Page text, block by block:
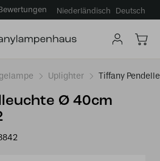
Niederländisch Deutsch
Uplighter Tiffany
Ø 40cm